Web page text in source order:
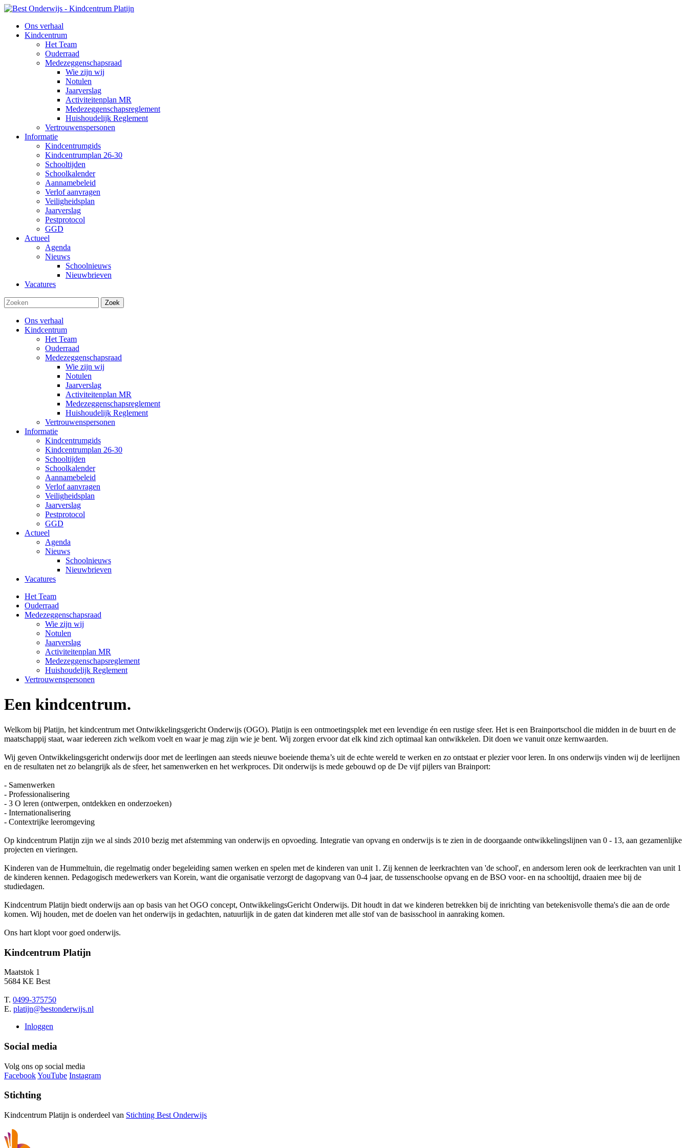
Ons verhaal
Kindcentrum
Het Team
Ouderraad
Medezeggenschapsraad
Wie zijn wij
Notulen
Jaarverslag
Activiteitenplan MR
Medezeggenschapsreglement
Huishoudelijk Reglement
Vertrouwenspersonen
Informatie
Kindcentrumgids
Kindcentrumplan 26-30
Schooltijden
Schoolkalender
Aannamebeleid
Verlof aanvragen
Veiligheidsplan
Jaarverslag
Pestprotocol
GGD
Actueel
Agenda
Nieuws
Schoolnieuws
Nieuwbrieven
Vacatures
Zoek
Ons verhaal
Kindcentrum
Het Team
Ouderraad
Medezeggenschapsraad
Wie zijn wij
Notulen
Jaarverslag
Activiteitenplan MR
Medezeggenschapsreglement
Huishoudelijk Reglement
Vertrouwenspersonen
Informatie
Kindcentrumgids
Kindcentrumplan 26-30
Schooltijden
Schoolkalender
Aannamebeleid
Verlof aanvragen
Veiligheidsplan
Jaarverslag
Pestprotocol
GGD
Actueel
Agenda
Nieuws
Schoolnieuws
Nieuwbrieven
Vacatures
Het Team
Ouderraad
Medezeggenschapsraad
Wie zijn wij
Notulen
Jaarverslag
Activiteitenplan MR
Medezeggenschapsreglement
Huishoudelijk Reglement
Vertrouwenspersonen
Een kindcentrum.
Welkom bij Platijn, het kindcentrum met Ontwikkelingsgericht Onderwijs (OGO). Platijn is een ontmoetingsplek met een levendige én een rustige sfeer. Het is een Brainportschool die midden in de buurt en de
maatschappij staat, waar iedereen zich welkom voelt en waar je mag zijn wie je bent. Wij zorgen ervoor dat elk kind zich optimaal kan ontwikkelen. Dit doen we vanuit onze kernwaarden.
Wij geven Ontwikkelingsgericht onderwijs door met de leerlingen aan steeds nieuwe boeiende thema’s uit de echte wereld te werken en zo ontstaat er plezier voor leren. In ons onderwijs vinden wij de leerlijnen
en de resultaten net zo belangrijk als de sfeer, het samenwerken en het werkproces. Dit onderwijs is mede gebouwd op de De vijf pijlers van Brainport:
- Samenwerken
- Professionalisering
- 3 O leren (ontwerpen, ontdekken en onderzoeken)
- Internationalisering
- Contextrijke leeromgeving
Op kindcentrum Platijn zijn we al sinds 2010 bezig met afstemming van onderwijs en opvoeding. Integratie van opvang en onderwijs is te zien in de doorgaande ontwikkelingslijnen van 0 - 13, aan gezamenlijke
projecten en vieringen.
Kinderen van de Hummeltuin, die regelmatig onder begeleiding samen werken en spelen met de kinderen van unit 1. Zij kennen de leerkrachten van 'de school', en andersom leren ook de leerkrachten van unit 1
de kinderen kennen. Pedagogisch medewerkers van Korein, want die organisatie verzorgt de dagopvang van 0-4 jaar, de tussenschoolse opvang en de BSO voor- en na schooltijd, draaien mee bij de
studiedagen.
Kindcentrum Platijn biedt onderwijs aan op basis van het OGO concept, OntwikkelingsGericht Onderwijs. Dit houdt in dat we kinderen betrekken bij de inrichting van betekenisvolle thema's die aan de orde
komen. Wij houden, met de doelen van het onderwijs in gedachten, natuurlijk in de gaten dat kinderen met alle stof van de basisschool in aanraking komen.
Ons hart klopt voor goed onderwijs.
Kindcentrum Platijn
Maatstok 1
5684 KE Best
T. 0499-375750
E. platijn@bestonderwijs.nl
Inloggen
Social media
Volg ons op social media
FacebookYouTube Instagram
Stichting
Kindcentrum Platijn is onderdeel van Stichting Best Onderwijs